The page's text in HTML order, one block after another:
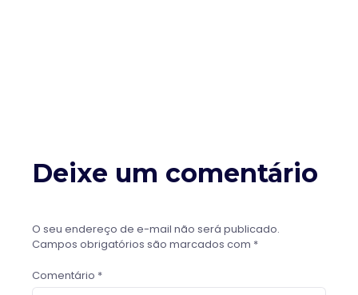
Deixe um comentário
O seu endereço de e-mail não será publicado.
Campos obrigatórios são marcados com *
Comentário *